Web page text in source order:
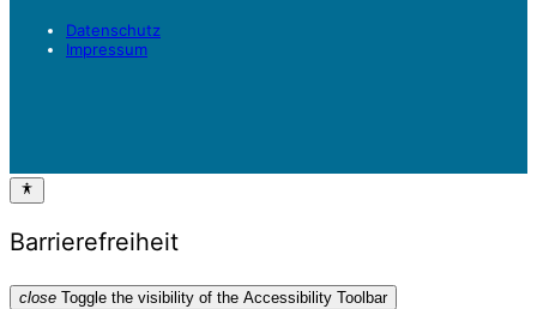
Datenschutz
Impressum
Barrierefreiheit
close Toggle the visibility of the Accessibility Toolbar